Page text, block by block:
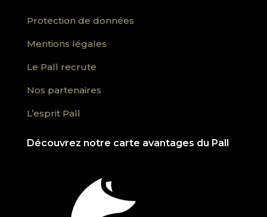
Protection de données
Mentions légales
Le Pall recrute
Nos partenaires
L’esprit Pall
Découvrez notre carte avantages du Pall